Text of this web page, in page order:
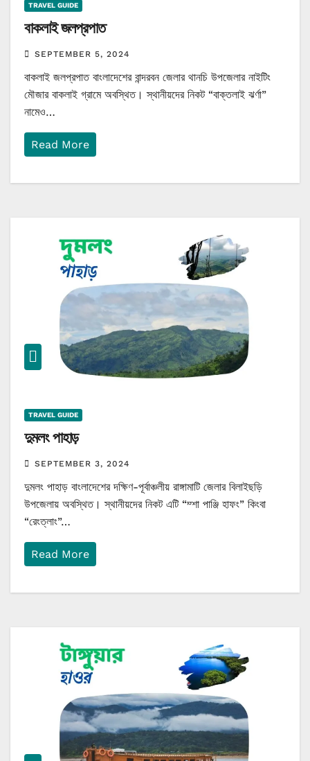
TRAVEL GUIDE
বাকলাই জলপ্রপাত
SEPTEMBER 5, 2024
বাকলাই জলপ্রপাত বাংলাদেশের বান্দরবন জেলার থানচি উপজেলার নাইটিং
মৌজার বাকলাই গ্রামে অবস্থিত। স্থানীয়দের নিকট “বাক্তলাই ঝর্ণা”
নামেও…
Read More
TRAVEL GUIDE
দুমলং পাহাড়
SEPTEMBER 3, 2024
দুমলং পাহাড় বাংলাদেশের দক্ষিণ-পূর্বাঞ্চলীয় রাঙ্গামাটি জেলার বিলাইছড়ি
উপজেলায় অবস্থিত। স্থানীয়দের নিকট এটি “ম্শা পাঞ্জি হাফং” কিংবা
“রেংত্লাং”…
Read More